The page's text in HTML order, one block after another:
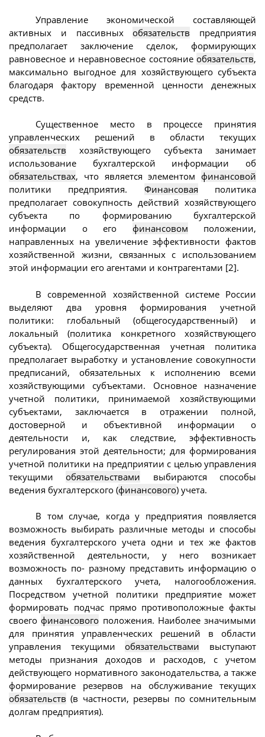
Управление экономической составляющей
активных и пассивныхобязательств предприятия
предполагает заключение сделок, формирующих
равновесное и неравновесное состояние обязательств,
максимально выгодное для хозяйствующего субъекта
благодаря фактору временной ценности денежных
средств.
Существенное место в процессе принятия
управленческих решений в области текущих
обязательств хозяйствующего субъекта занимает
использование бухгалтерской информации об
обязательствах, что является элементом финансовой
политики предприятия. Финансовая политика
предполагает совокупность действий хозяйствующего
субъекта по формированию бухгалтерской
информации о его финансовом положении,
направленных на увеличение эффективности фактов
хозяйственной жизни, связанных с использованием
этой информации его агентами и контрагентами [2].
В современной хозяйственной системе России
выделяют два уровня формирования учетной
политики: глобальный (общегосударственный) и
локальный (политика конкретного хозяйствующего
субъекта). Общегосударственная учетная политика
предполагает выработку и установление совокупности
предписаний, обязательных к исполнению всеми
хозяйствующими субъектами. Основное назначение
учетной политики, принимаемой хозяйствующими
субъектами, заключается в отражении полной,
достоверной и объективной информации о
деятельности и, как следствие, эффективность
регулирования этой деятельности; для формирования
учетной политики на предприятии с целью управления
текущимиобязательствами выбираются способы
ведения бухгалтерского (финансового) учета.
В том случае, когда у предприятия появляется
возможность выбирать различные методы и способы
ведения бухгалтерского учета одни и тех же фактов
хозяйственной деятельности, у него возникает
возможность по- разному представить информацию о
данных бухгалтерского учета, налогообложения.
Посредством учетной политики предприятие может
формировать подчас прямо противоположные факты
своегофинансового положения. Наиболее значимыми
для принятия управленческих решений в области
управления текущимиобязательствами выступают
методы признания доходов и расходов, с учетом
действующего нормативного законодательства, а также
формирование резервов на обслуживание текущих
обязательств (в частности, резервы по сомнительным
долгам предприятия).